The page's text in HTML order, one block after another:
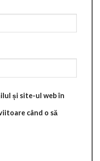
și site-ul web în
când o să